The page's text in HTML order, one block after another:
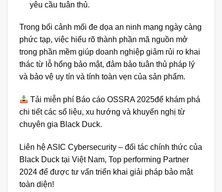
yêu cầu tuân thủ.
Trong bối cảnh mối đe dọa an ninh mạng ngày càng
phức tạp, việc hiểu rõ thành phần mã nguồn mở
trong phần mềm giúp doanh nghiệp giảm rủi ro khai
thác từ lỗ hổng bảo mật, đảm bảo tuân thủ pháp lý
và bảo vệ uy tín và tính toàn vẹn của sản phẩm.
Tải miễn phí Báo cáo OSSRA 2025để khám phá
chi tiết các số liệu, xu hướng và khuyến nghị từ
chuyên gia Black Duck.
Liên hệASIC Cybersecurity – đối tác chính thức của
Black Duck tại Việt Nam, Top performing Partner
2024 để được tư vấn triển khai giải pháp bảo mật
toàn diện!